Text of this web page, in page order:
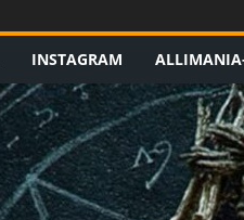
INSTAGRAM